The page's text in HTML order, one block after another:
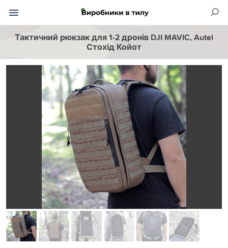
Тактичний рюкзак для 1-2 дронів DJI MAVIC, Autel
Стохід Койот